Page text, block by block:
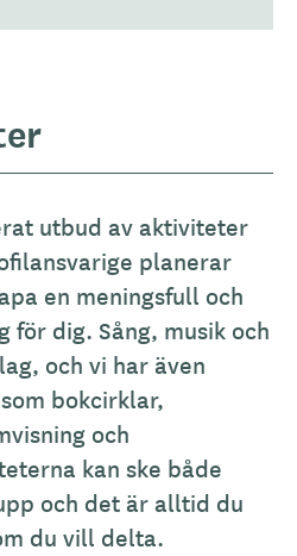
utbud av aktiviteter
planerar
en meningsfull och
för dig. Sång, musik och
och vi har även
bokcirklar,
och
kan ske både
och det är alltid du
du vill delta.